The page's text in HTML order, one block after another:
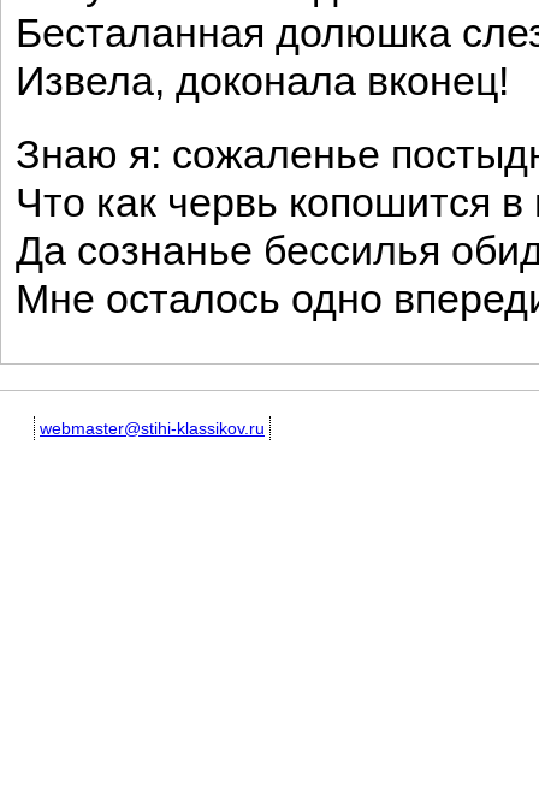
Бесталанная долюшка
Извела, доконала вконец!
Знаю я: сожаленье
Что как червь копошится в
Да сознанье бессилья
Мне осталось одно
webmaster@stihi-klassikov.ru